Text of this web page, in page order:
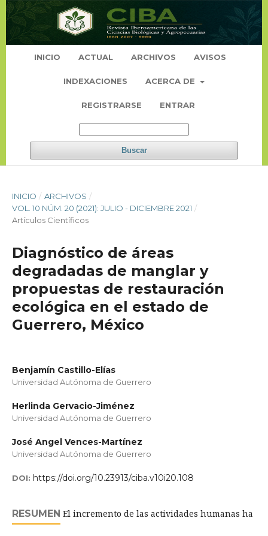
INICIO ACTUAL ARCHIVOS AVISOS
INDEXACIONES ACERCA DE
REGISTRARSE ENTRAR
Buscar
INICIO / ARCHIVOS /
VOL. 10 NÚM. 20 (2021): JULIO - DICIEMBRE 2021 /
Artículos Científicos
Diagnóstico de áreas
degradadas de manglar y
propuestas de restauración
ecológica en el estado de
Guerrero, México
Benjamín Castillo-Elías
Universidad Autónoma de Guerrero
Herlinda Gervacio-Jiménez
Universidad Autónoma de Guerrero
José Angel Vences-Martínez
Universidad Autónoma de Guerrero
DOI: https://doi.org/10.23913/ciba.v10i20.108
RESUMEN El incremento de las actividades humanas ha